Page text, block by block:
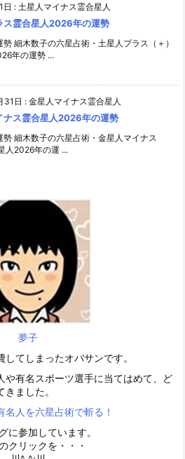
日 : 土星人マイナス霊合星人
ス霊合星人2026年の運勢
細木数子の六星占術・土星人プラス（＋）
年の運勢 ...
31日 : 金星人マイナス霊合星人
ナス霊合星人2026年の運勢
細木数子の六星占術・金星人マイナス
人2026年の運 ...
夢子
てしまったオバサンです。
や有名スポーツ選手に当てはめて、ど
ました。
名人を六星占術で斬る！
に参加しています。
クリックを・・・